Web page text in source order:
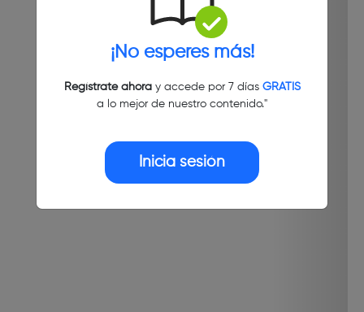
¡No esperes más!
Regístrate ahoray accede por 7 días GRATIS
a lo mejor de nuestro contenido."
Inicia sesión